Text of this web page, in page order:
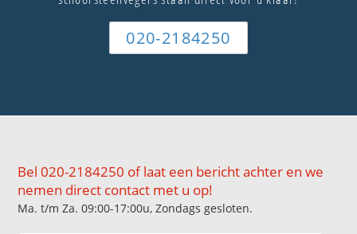
020-2184250
Bel 020-2184250 of laat een bericht achter en we
nemen direct contact met u op!
Ma. t/m Za. 09:00-17:00u, Zondags gesloten.